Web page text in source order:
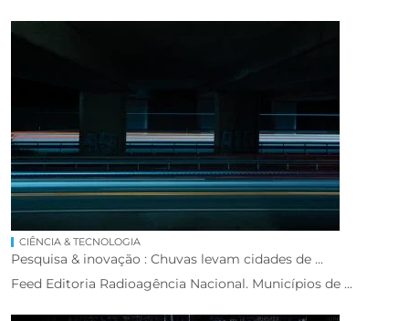
CIÊNCIA & TECNOLOGIA
Pesquisa & inovação : Chuvas levam cidades de ...
Feed Editoria Radioagência Nacional. Municípios de ...